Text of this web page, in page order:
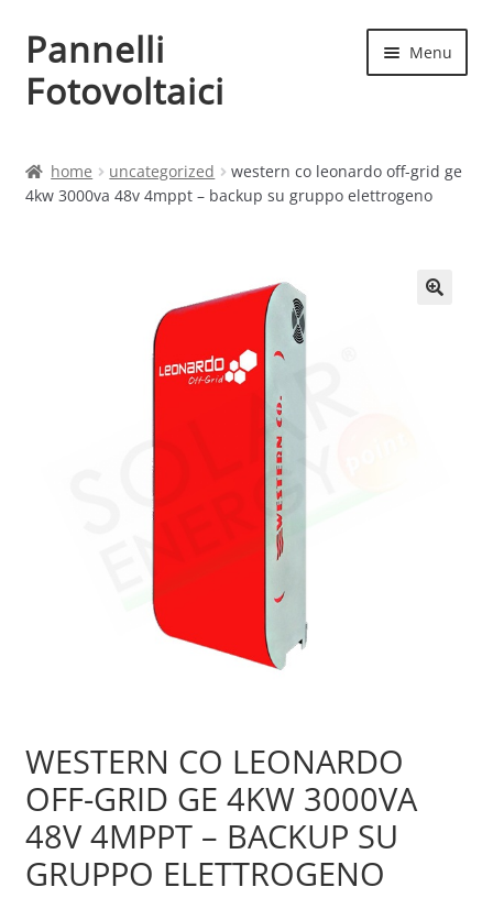
Vai
alla
navigazione
Vai
al
contenuto
Pannelli
Fotovoltaici
Menu
Cart
home uncategorized
western co leonardo off-grid ge
4kw 3000va 48v 4mppt – backup su gruppo elettrogeno
WESTERN CO LEONARDO
OFF-GRID GE 4KW 3000VA
48V 4MPPT – BACKUP SU
GRUPPO ELETTROGENO